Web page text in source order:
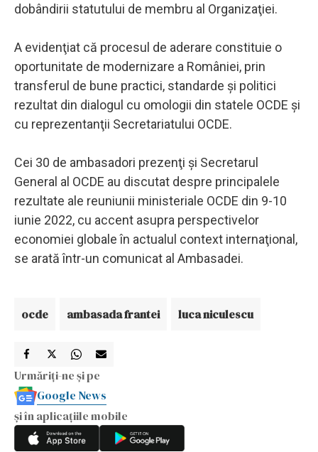
dobândirii statutului de membru al Organizaţiei.
A evidenţiat că procesul de aderare constituie o
oportunitate de modernizare a României, prin
transferul de bune practici, standarde şi politici
rezultat din dialogul cu omologii din statele OCDE şi
cu reprezentanţii Secretariatului OCDE.
Cei 30 de ambasadori prezenţi şi Secretarul
General al OCDE au discutat despre principalele
rezultate ale reuniunii ministeriale OCDE din 9-10
iunie 2022, cu accent asupra perspectivelor
economiei globale în actualul context internaţional,
se arată într-un comunicat al Ambasadei.
ocde ambasada frantei luca niculescu
Urmăriți-ne și pe
Google News
și în aplicațiile mobile